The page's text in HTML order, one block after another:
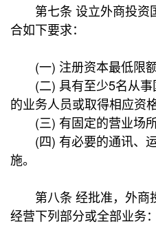
第七条 设立外商投资
合如下要求：
(一) 注册资本最低限额
(二) 具有至少5名从事
的业务人员或取得相应资
(三) 有固定的营业场所
(四) 有必要的通讯、运
施。
第八条 经批准，外商
经营下列部分或全部业务：